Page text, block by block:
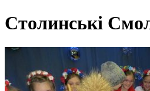
Столинські